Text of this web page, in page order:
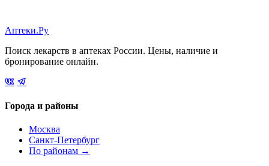
Аптеки.Ру
Поиск лекарств в аптеках России. Цены, наличие и
бронирование онлайн.
Города и районы
Москва
Санкт-Петербург
По районам →